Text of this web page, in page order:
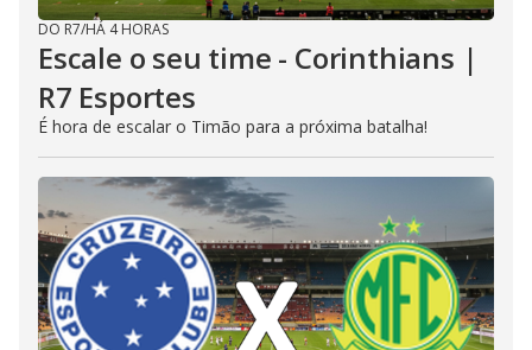
DO R7/HÁ 4 HORAS
Escale o seu time - Corinthians |
R7 Esportes
É hora de escalar o Timão para a próxima batalha!